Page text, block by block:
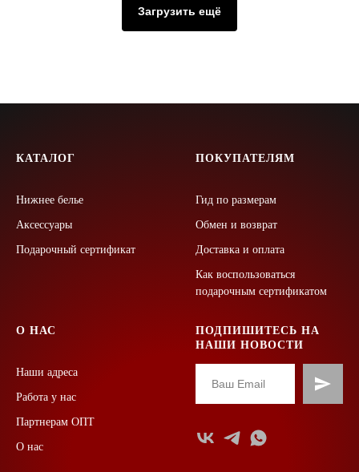
Загрузить ещё
КАТАЛОГ
Нижнее белье
Аксессуары
Подарочный сертификат
ПОКУПАТЕЛЯМ
Гид по размерам
Обмен и возврат
Доставка и оплата
Как воспользоваться
подарочным сертификатом
О НАС
Наши адреса
Работа у нас
Партнерам ОПТ
О нас
ПОДПИШИТЕСЬ НА
НАШИ НОВОСТИ